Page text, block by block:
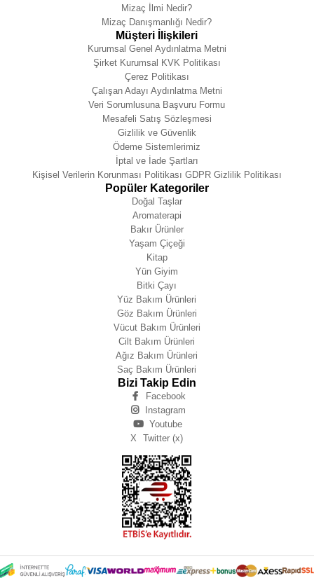
Mizaç İlmi Nedir?
Mizaç Danışmanlığı Nedir?
Müşteri İlişkileri
Kurumsal Genel Aydınlatma Metni
Şirket Kurumsal KVK Politikası
Çerez Politikası
Çalışan Adayı Aydınlatma Metni
Veri Sorumlusuna Başvuru Formu
Mesafeli Satış Sözleşmesi
Gizlilik ve Güvenlik
Ödeme Sistemlerimiz
İptal ve İade Şartları
Kişisel Verilerin Korunması Politikası GDPR Gizlilik Politikası
Popüler Kategoriler
Doğal Taşlar
Aromaterapi
Bakır Ürünler
Yaşam Çiçeği
Kitap
Yün Giyim
Bitki Çayı
Yüz Bakım Ürünleri
Göz Bakım Ürünleri
Vücut Bakım Ürünleri
Cilt Bakım Ürünleri
Ağız Bakım Ürünleri
Saç Bakım Ürünleri
Bizi Takip Edin
Facebook
Instagram
Youtube
X
Twitter (x)